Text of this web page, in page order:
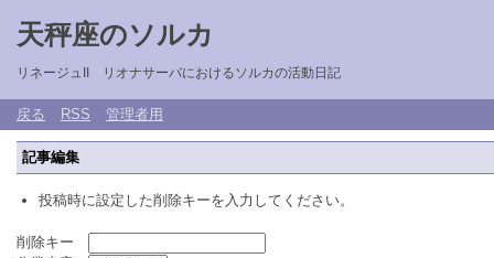
天秤座のソルカ
リネージュII リオナサーバにおけるソルカの活動日記
戻る RSS 管理者用
記事編集
投稿時に設定した削除キーを入力してください。
削除キー